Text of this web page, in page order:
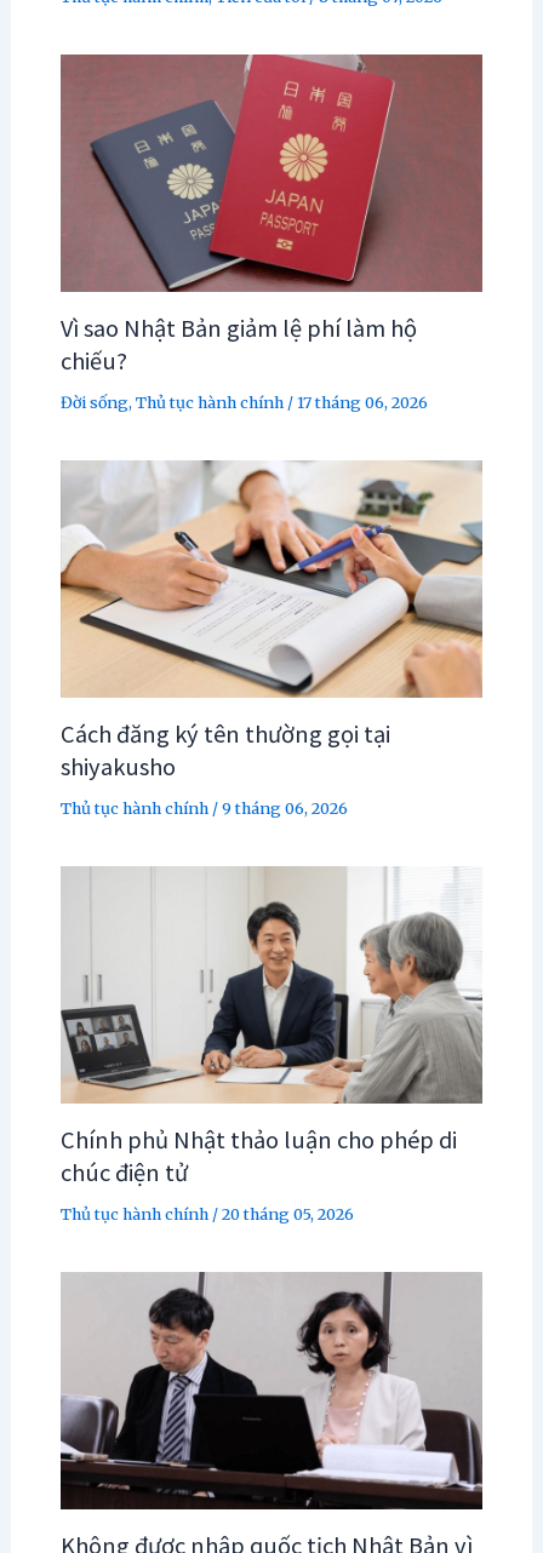
Vì sao Nhật Bản giảm lệ phí làm hộ
chiếu?
Đời sống,Thủ tục hành chính/17 tháng 06, 2026
Cách đăng ký tên thường gọi tại
shiyakusho
Thủ tục hành chính/9 tháng 06, 2026
Chính phủ Nhật thảo luận cho phép di
chúc điện tử
Thủ tục hành chính/20 tháng 05, 2026
Không được nhập quốc tịch Nhật Bản vì